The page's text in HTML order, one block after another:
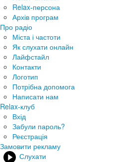
Relax-персона
Архів програм
Про радіо
Міста і частоти
Як слухати онлайн
Лайфстайл
Контакти
Логотип
Потрібна допомога
Написати нам
Relax-клуб
Вхід
Забули пароль?
Реєстрація
Замовити рекламу
Слухати